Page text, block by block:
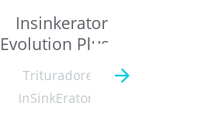
Insinkerator
Evolution Plus...
Trituradores
InSinkErator®